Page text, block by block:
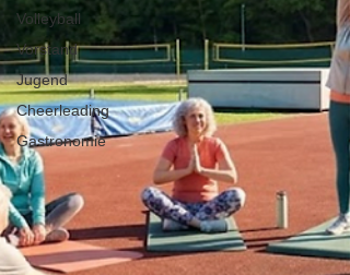
Volleyball
Vorstand
Jugend
Cheerleading
Gastronomie